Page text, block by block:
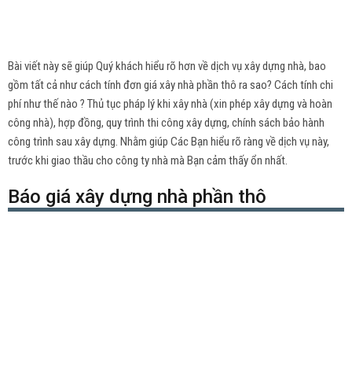
Bài viết này sẽ giúp Quý khách hiểu rõ hơn về dịch vụ xây dựng nhà, bao
gồm tất cả như cách tính đơn giá xây nhà phần thô ra sao? Cách tính chi
phí như thế nào ? Thủ tục pháp lý khi xây nhà (xin phép xây dựng và hoàn
công nhà), hợp đồng, quy trình thi công xây dựng, chính sách bảo hành
công trình sau xây dựng. Nhằm giúp Các Bạn hiểu rõ ràng về dịch vụ này,
trước khi giao thầu cho công ty nhà mà Bạn cảm thấy ổn nhất.
Báo giá xây dựng nhà phần thô